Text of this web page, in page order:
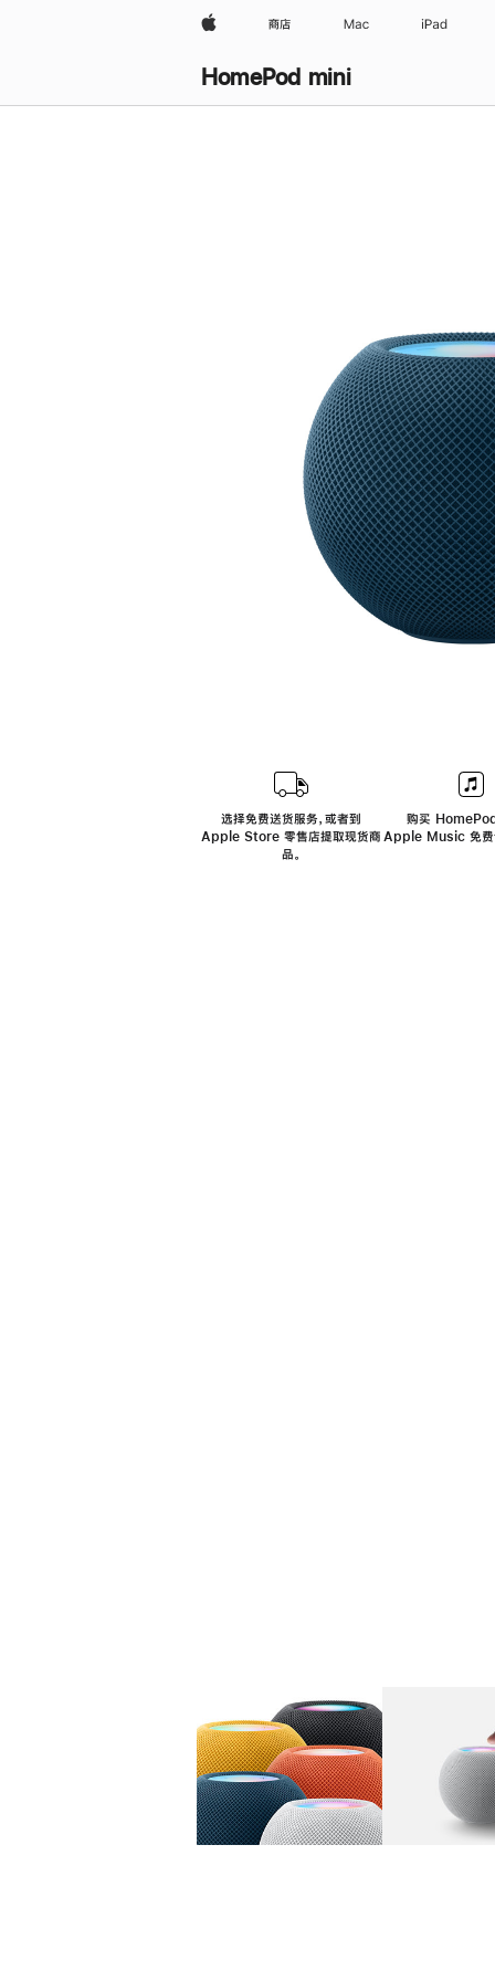
Apple 商店 Mac iPad
HomePod mini
选择免费送货服务，或者到
Apple Store 零售店提取现货商
品。
购买
Apple Music 免费
图库 图像 1